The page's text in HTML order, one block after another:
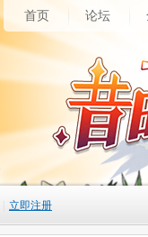
首页 论坛
立即注册